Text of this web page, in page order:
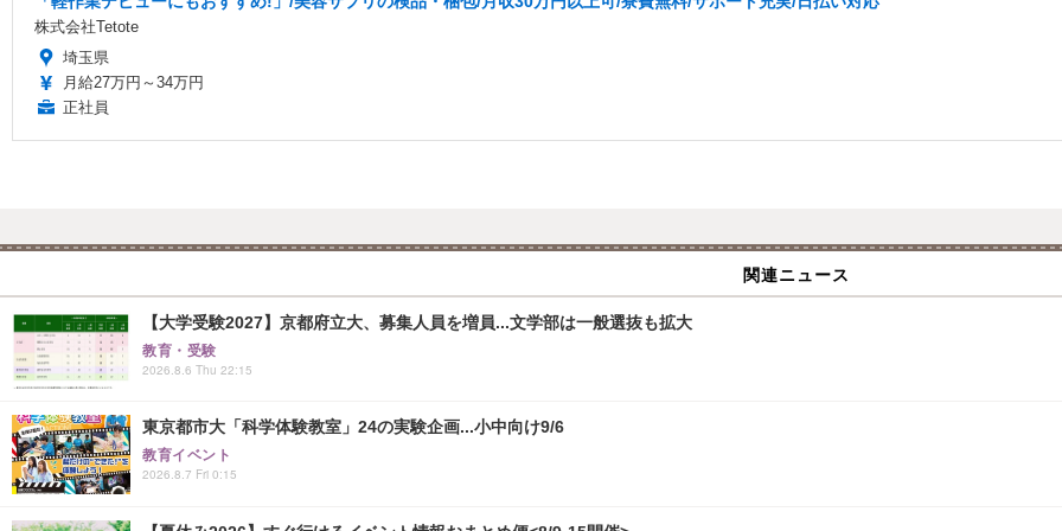
株式会社Tetote
埼玉県
月給27万円～34万円
正社員
関連ニュース
【大学受験2027】京都府立大、募集人員を増員...文学部は一般選抜も拡大
教育・受験
2026.8.6 Thu 22:15
東京都市大「科学体験教室」24の実験企画...小中向け9/6
教育イベント
2026.8.7 Fri 0:15